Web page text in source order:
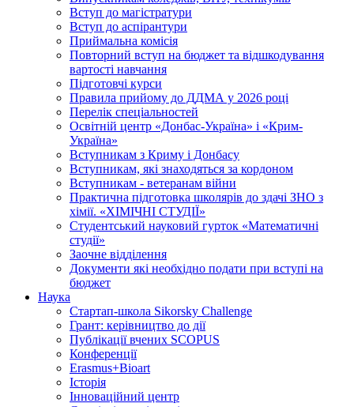
Вступ до магістратури
Вступ до аспірантури
Приймальна комісія
Повторний вступ на бюджет та відшкодування
вартості навчання
Підготовчі курси
Правила прийому до ДДМА у 2026 році
Перелік спеціальностей
Освітній центр «Донбас-Україна» і «Крим-
Україна»
Вступникам з Криму і Донбасу
Вступникам, які знаходяться за кордоном
Вступникам - ветеранам війни
Практична підготовка школярів до здачі ЗНО з
хімії. «ХІМІЧНІ СТУДІЇ»
Студентський науковий гурток «Математичні
студії»
Заочне відділення
Документи які необхідно подати при вступі на
бюджет
Наука
Стартап-школа Sikorsky Challenge
Грант: керівництво до дії
Публікації вчених SCOPUS
Конференції
Erasmus+Bioart
Історія
Інноваційний центр